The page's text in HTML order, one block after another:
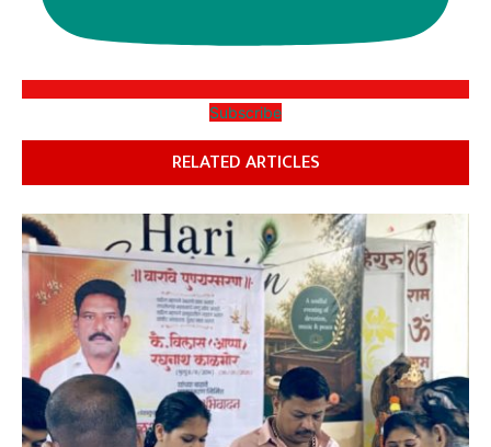
Subscribe
RELATED ARTICLES